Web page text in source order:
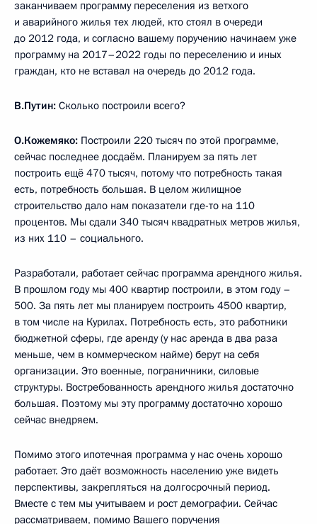
заканчиваем программу переселения из ветхого
и аварийного жилья тех людей, кто стоял в очереди
до 2012 года, и согласно вашему поручению начинаем уже
программу на 2017–2022 годы по переселению и иных
граждан, кто не вставал на очередь до 2012 года.
В.Путин: Сколько построили всего?
О.Кожемяко: Построили 220 тысяч по этой программе,
сейчас последнее досдаём. Планируем за пять лет
построить ещё 470 тысяч, потому что потребность такая
есть, потребность большая. В целом жилищное
строительство дало нам показатели где-то на 110
процентов. Мы сдали 340 тысяч квадратных метров жилья,
из них 110 – социального.
Разработали, работает сейчас программа арендного жилья.
В прошлом году мы 400 квартир построили, в этом году –
500. За пять лет мы планируем построить 4500 квартир,
в том числе на Курилах. Потребность есть, это работники
бюджетной сферы, где аренду (у нас аренда в два раза
меньше, чем в коммерческом найме) берут на себя
организации. Это военные, пограничники, силовые
структуры. Востребованность арендного жилья достаточно
большая. Поэтому мы эту программу достаточно хорошо
сейчас внедряем.
Помимо этого ипотечная программа у нас очень хорошо
работает. Это даёт возможность населению уже видеть
перспективы, закрепляться на долгосрочный период.
Вместе с тем мы учитываем и рост демографии. Сейчас
рассматриваем, помимо Вашего поручения